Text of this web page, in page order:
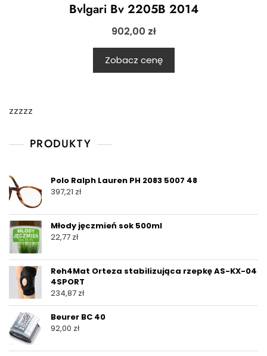
Bvlgari Bv 2205B 2014
902,00 zł
Zobacz cenę
zzzzz
PRODUKTY
Polo Ralph Lauren PH 2083 5007 48
397,21 zł
Młody jęczmień sok 500ml
22,77 zł
Reh4Mat Orteza stabilizująca rzepkę AS-KX-04
4SPORT
234,87 zł
Beurer BC 40
92,00 zł